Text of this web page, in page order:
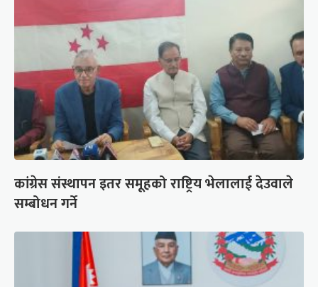
कांग्रेस संस्थापन इतर समूहको राष्ट्रिय भेलालाई देउवाले
सम्बोधन गर्ने